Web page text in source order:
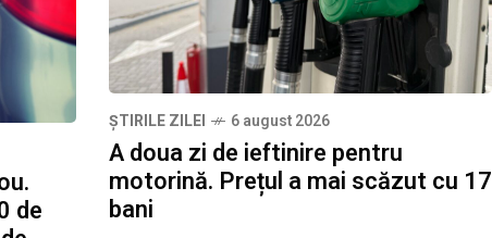
de
ȘTIRILE ZILEI 6 august 2026
A doua zi de ieftinire pentru
motorină. Prețul a mai scăzut cu 17
bani